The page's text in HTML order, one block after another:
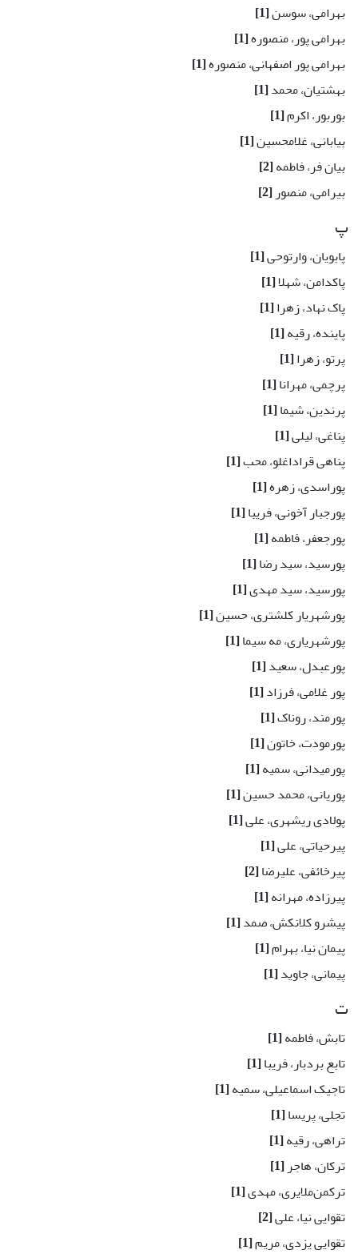
بهرامی، سوسن[1]
بهرامی پور، منصوره[1]
بهرامی پور اصفهانی، منصوره[1]
بهشتیان، محمد[1]
بوربور، اکرم[1]
بیابانی، غلامحسین[1]
بیان فر، فاطمه[2]
بیرامی، منصور[2]
پ
پابویان، وارتوحی[1]
پاکدامن، شهلا[1]
پاک نهاد، زهرا[1]
پاینده، رقیه[1]
پرتو، زهرا[1]
پرچمی، مهرانا[1]
پرندین، شیما[1]
پناغی، لیلی[1]
پناهی قراداغلو، محب[1]
پوراسدی، زهره[1]
پورجبار آخونی، فریبا[1]
پورجعفر، فاطمه[1]
پورسید، سید رضا[1]
پورسید، سید مهدی[1]
پورشهریار کلشتری، حسین[1]
پورشهریاری، مه سیما[1]
پورعبدل، سعید[1]
پور غلامی، فرزاد[1]
پورمند، روناک[1]
پورمودت، خاتون[1]
پورمیدانی، سمیه[1]
پوریانی، محمد حسین[1]
پولادی ریشهری، علی[1]
پیرحیاتی، علی[1]
پیرخائفی، علیرضا[2]
پیرزاده، مهرانه[1]
پیشرو کلانکش، صمد[1]
پیمان نیا، بهرام[1]
پیمانی، جاوید[1]
ت
تابش، فاطمه[1]
تابع بردبار، فریبا[1]
تاجیک اسماعیلی، سمیه[1]
تجلی، پریسا[1]
تراهی، رقیه[1]
ترکان، هاجر[1]
ترکمن‌ملایری، مهدی[1]
تقوایی نیا، علی[2]
تقوایی یزدی، مریم[1]